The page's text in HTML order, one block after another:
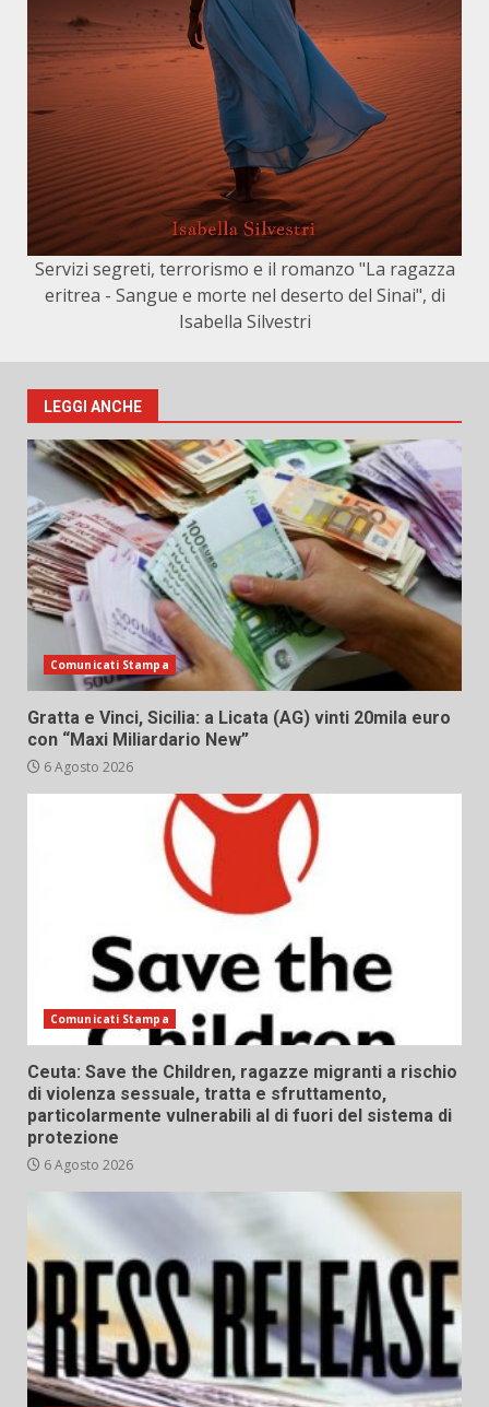
Servizi segreti, terrorismo e il romanzo "La ragazza
eritrea - Sangue e morte nel deserto del Sinai", di
Isabella Silvestri
LEGGI ANCHE
Comunicati Stampa
Gratta e Vinci, Sicilia: a Licata (AG) vinti 20mila euro
con “Maxi Miliardario New”
6 Agosto 2026
Comunicati Stampa
Ceuta: Save the Children, ragazze migranti a rischio
di violenza sessuale, tratta e sfruttamento,
particolarmente vulnerabili al di fuori del sistema di
protezione
6 Agosto 2026